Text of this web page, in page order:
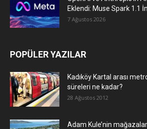
Eklendi: Muse Spark 1.1
7 Ağustos 2026
POPÜLER YAZILAR
Kadıköy Kartal arası
süreleri ne kadar?
28 Ağustos 2012
Adam Kule’nin